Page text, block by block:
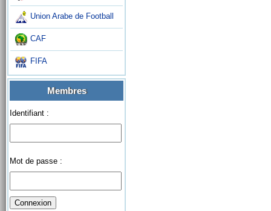
Union Arabe de Football
CAF
FIFA
Membres
Identifiant :
Mot de passe :